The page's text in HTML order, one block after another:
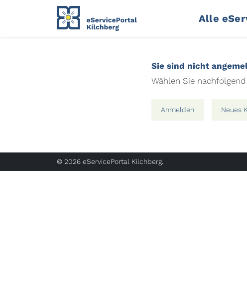
Alle
Sie sind nicht
Wählen Sie
Anmelden Neues
© 2026 eServicePortal Kilchberg.